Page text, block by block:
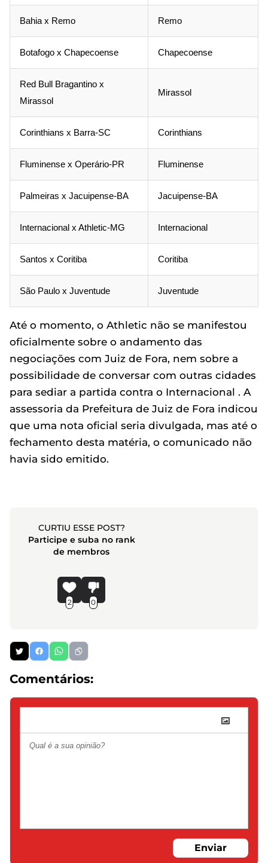
Bahia x Remo Remo
Botafogo x Chapecoense Chapecoense
Red Bull Bragantino x
Mirassol
Mirassol
Corinthians x Barra-SC Corinthians
Fluminense x Operário-PR Fluminense
Palmeiras x Jacuipense-BA Jacuipense-BA
Internacional x Athletic-MG Internacional
Santos x Coritiba Coritiba
São Paulo x Juventude Juventude
Até o momento, o Athletic não se manifestou
oficialmente sobre o andamento das
negociações com Juiz de Fora, nem sobre a
possibilidade de conversar com outras cidades
para sediar a partida contra o Internacional . A
assessoria da Prefeitura de Juiz de Fora indicou
que uma nota oficial seria divulgada, mas até o
fechamento desta matéria, o comunicado não
havia sido emitido.
CURTIU ESSE POST?
Participe e suba no rank
de membros
2 0
Comentários:
Enviar